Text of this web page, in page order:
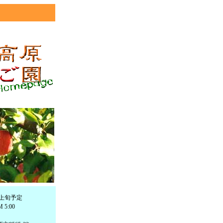
旬予定
5:00